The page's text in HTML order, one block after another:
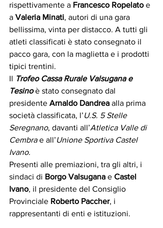
rispettivamente a Francesco Ropelato e
a Valeria Minati, autori di una gara
bellissima, vinta per distacco. A tutti gli
atleti classificati è stato consegnato il
pacco gara, con la maglietta e i prodotti
tipici trentini.
Il Trofeo Cassa Rurale Valsugana e
Tesino è stato consegnato dal
presidente Arnaldo Dandrea alla prima
società classificata, l’U.S. 5 Stelle
Seregnano, davanti all’Atletica Valle di
Cembra e all’Unione Sportiva Castel
Ivano.
Presenti alle premiazioni, tra gli altri, i
sindaci di Borgo Valsugana e Castel
Ivano, il presidente del Consiglio
Provinciale Roberto Paccher, i
rappresentanti di enti e istituzioni.